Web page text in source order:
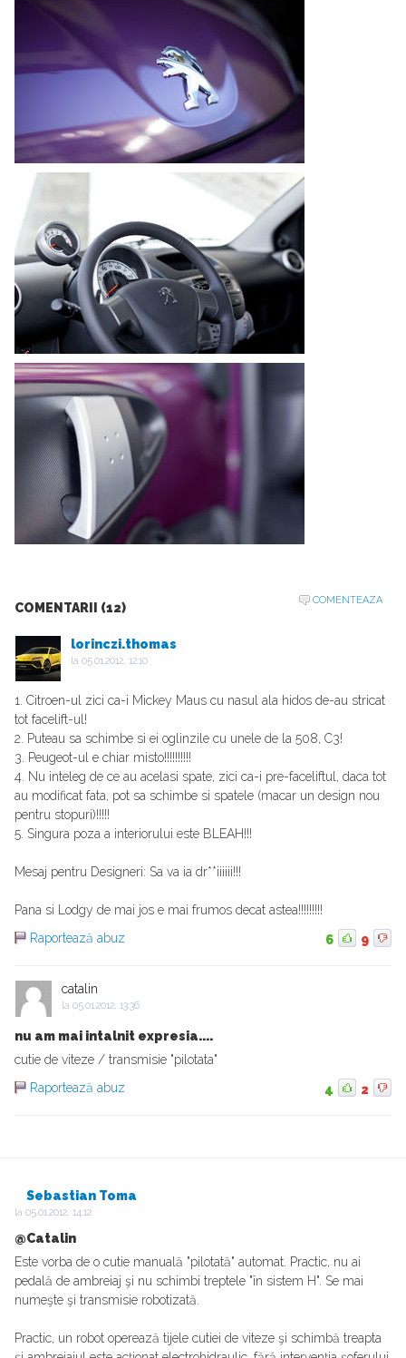
COMENTARII (12)
COMENTEAZA
lorinczi.thomas
la 05.01.2012, 12:10
1. Citroen-ul zici ca-i Mickey Maus cu nasul ala hidos de-au stricat
tot facelift-ul!
2. Puteau sa schimbe si ei oglinzile cu unele de la 508, C3!
3. Peugeot-ul e chiar misto!!!!!!!!!!
4. Nu inteleg de ce au acelasi spate, zici ca-i pre-faceliftul, daca tot
au modificat fata, pot sa schimbe si spatele (macar un design nou
pentru stopuri)!!!!!
5. Singura poza a interiorului este BLEAH!!!
Mesaj pentru Designeri: Sa va ia dr**iiiiii!!!
Pana si Lodgy de mai jos e mai frumos decat astea!!!!!!!!!
Raportează abuz
6 9
catalin
la 05.01.2012, 13:36
nu am mai intalnit expresia....
cutie de viteze / transmisie "pilotata"
Raportează abuz
4 2
Sebastian Toma
la 05.01.2012, 14:12
@Catalin
Este vorba de o cutie manuală "pilotată" automat. Practic, nu ai
pedală de ambreiaj şi nu schimbi treptele "în sistem H". Se mai
numeşte şi transmisie robotizată.
Practic, un robot operează tijele cutiei de viteze şi schimbă treapta